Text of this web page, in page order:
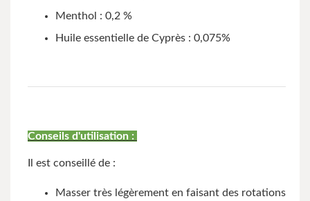
Menthol : 0,2 %
Huile essentielle de Cyprès : 0,075%
Conseils d'utilisation :
Il est conseillé de :
Masser très légèrement en faisant des rotations